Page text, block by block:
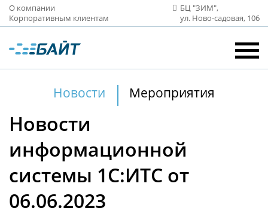
О компании
Корпоративным клиентам
БЦ "ЗИМ",
ул. Ново‑садовая, 106
Новости Мероприятия
Новости
информационной
системы 1С:ИТС от
06.06.2023